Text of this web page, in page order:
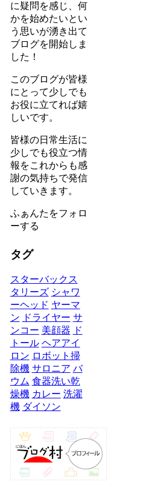
に疑問を感じ、何
かを始めたいとい
う思いが湧き出て
ブログを開始しま
した！
このブログが皆様
にとって少しでも
お役に立てれば嬉
しいです。
皆様の日常生活に
少しでも役立つ情
報をこれからも感
謝の気持ちで発信
していきます。
ふぁんたをフォロ
ーする
タグ
スターバックス
タリーズ シャワ
ーヘッド ヤーマ
ン
ドライヤー サ
ンコー 美顔器
ド
トール ヘアアイ
ロン ロボット掃
除機 サロニア バ
ウム 食器洗い乾
燥機 カレー 洗濯
機 ダイソン